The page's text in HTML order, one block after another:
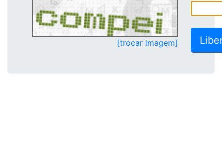
[trocar imagem]